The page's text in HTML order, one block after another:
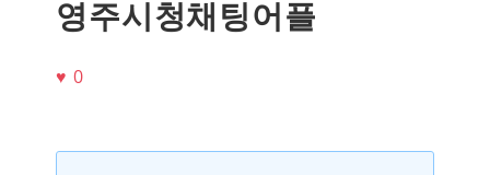
영주시청채팅어플
♥ 0